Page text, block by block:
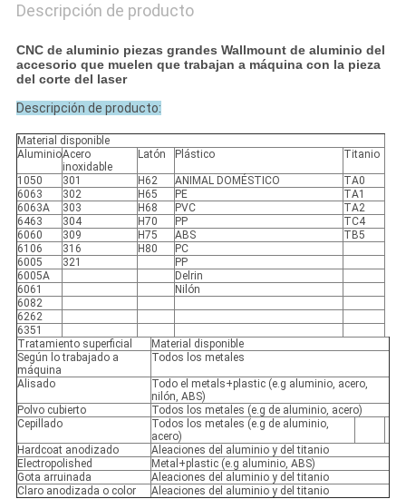
Descripción de producto
CNC de aluminio piezas grandes Wallmount de aluminio del
accesorio que muelen que trabajan a máquina con la pieza
del corte del laser
Descripción de producto:
Material disponible
AluminioAcero
inoxidable
Latón Plástico Titanio
1050 301 H62 ANIMAL DOMÉSTICO
TA0
6063
302 H65 PE
TA1
6063A
303 H68 PVC
TA2
6463
304 H70 PP
TC4
6060
309 H75 ABS
TB5
6106
316 H80
PC
6005
321
PP
6005A
Delrin
6061
Nilón
6082
6262
6351
Tratamiento superficial
Material disponible
Según lo trabajado a
máquina
Todos los metales
Alisado
Todo el metals+plastic (e.g aluminio, acero,
nilón, ABS)
Polvo cubierto
Todos los metales (e.g de aluminio, acero)
Cepillado
Todos los metales (e.g de aluminio,
acero)
Hardcoat anodizado
Aleaciones del aluminio y del titanio
Electropolished
Metal+plastic (e.g aluminio, ABS)
Gota arruinada
Aleaciones del aluminio y del titanio
Claro anodizada o color
Aleaciones del aluminio y del titanio